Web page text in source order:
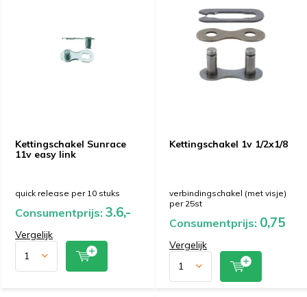
Kettingschakel Sunrace
11v easy link
quick release per 10 stuks
Consumentprijs: 3.6,-
Vergelijk
Kettingschakel 1v 1/2x1/8
verbindingschakel (met visje)
per 25st
Consumentprijs: 0,75
Vergelijk